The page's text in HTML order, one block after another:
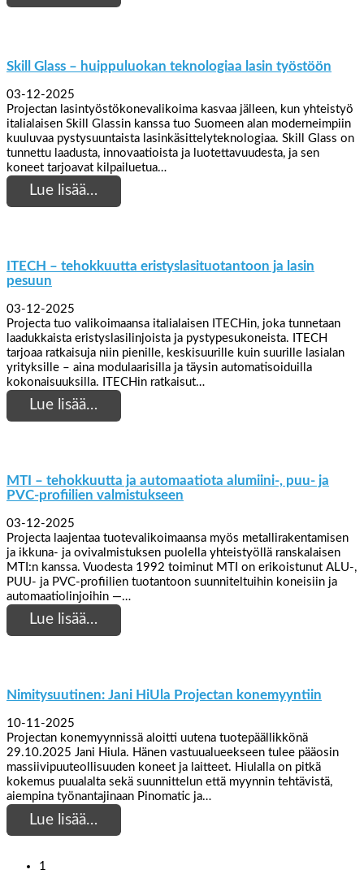
Skill Glass – huippuluokan teknologiaa lasin työstöön
03-12-2025
Projectan lasintyöstökonevalikoima kasvaa jälleen, kun yhteistyö
italialaisen Skill Glassin kanssa tuo Suomeen alan moderneimpiin
kuuluvaa pystysuuntaista lasinkäsittelyteknologiaa. Skill Glass on
tunnettu laadusta, innovaatioista ja luotettavuudesta, ja sen
koneet tarjoavat kilpailuetua…
Lue lisää…
ITECH – tehokkuutta eristyslasituotantoon ja lasin
pesuun
03-12-2025
Projecta tuo valikoimaansa italialaisen ITECHin, joka tunnetaan
laadukkaista eristyslasilinjoista ja pystypesukoneista. ITECH
tarjoaa ratkaisuja niin pienille, keskisuurille kuin suurille lasialan
yrityksille – aina modulaarisilla ja täysin automatisoiduilla
kokonaisuuksilla. ITECHin ratkaisut…
Lue lisää…
MTI – tehokkuutta ja automaatiota alumiini-, puu- ja
PVC-profiilien valmistukseen
03-12-2025
Projecta laajentaa tuotevalikoimaansa myös metallirakentamisen
ja ikkuna- ja ovivalmistuksen puolella yhteistyöllä ranskalaisen
MTI:n kanssa. Vuodesta 1992 toiminut MTI on erikoistunut ALU-,
PUU- ja PVC-profiilien tuotantoon suunniteltuihin koneisiin ja
automaatiolinjoihin —…
Lue lisää…
Nimitysuutinen: Jani HiUla Projectan konemyyntiin
10-11-2025
Projectan konemyynnissä aloitti uutena tuotepäällikkönä
29.10.2025 Jani Hiula. Hänen vastuualueekseen tulee pääosin
massiivipuuteollisuuden koneet ja laitteet. Hiulalla on pitkä
kokemus puualalta sekä suunnittelun että myynnin tehtävistä,
aiempina työnantajinaan Pinomatic ja…
Lue lisää…
1